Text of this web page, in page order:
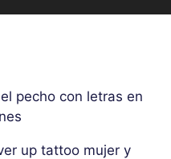
pecho con letras en
up tattoo mujer y